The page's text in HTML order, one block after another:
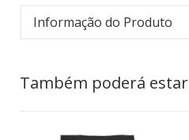
Informação do Produto
Também poderá